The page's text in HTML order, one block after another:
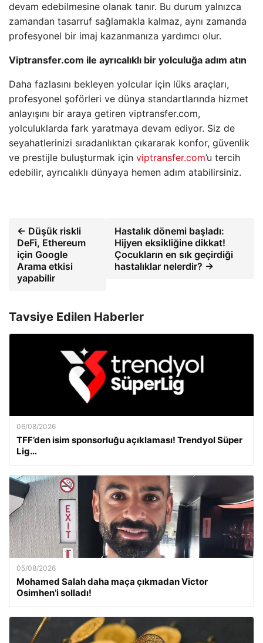
devam edebilmesine olanak tanır. Bu durum yalnızca
zamandan tasarruf sağlamakla kalmaz, aynı zamanda
profesyonel bir imaj kazanmanıza yardımcı olur.
Viptransfer.com ile ayrıcalıklı bir yolculuğa adım atın
Daha fazlasını bekleyen yolcular için lüks araçları,
profesyonel şoförleri ve dünya standartlarında hizmet
anlayışını bir araya getiren viptransfer.com,
yolculuklarda fark yaratmaya devam ediyor. Siz de
seyahatlerinizi sıradanlıktan çıkararak konfor, güvenlik
ve prestijle buluşturmak için viptransfer.com’u tercih
edebilir, ayrıcalıklı dünyaya hemen adım atabilirsiniz.
← Düşük riskli
DeFi, Ethereum
için Google
Arama etkisi
yapabilir
Hastalık dönemi başladı:
Hijyen eksikliğine dikkat!
Çocukların en sık geçirdiği
hastalıklar nelerdir? →
Tavsiye Edilen Haberler
06/08/2026
TFF’den isim sponsorluğu açıklaması! Trendyol Süper
Lig…
05/08/2026
Mohamed Salah daha maça çıkmadan Victor
Osimhen’i solladı!